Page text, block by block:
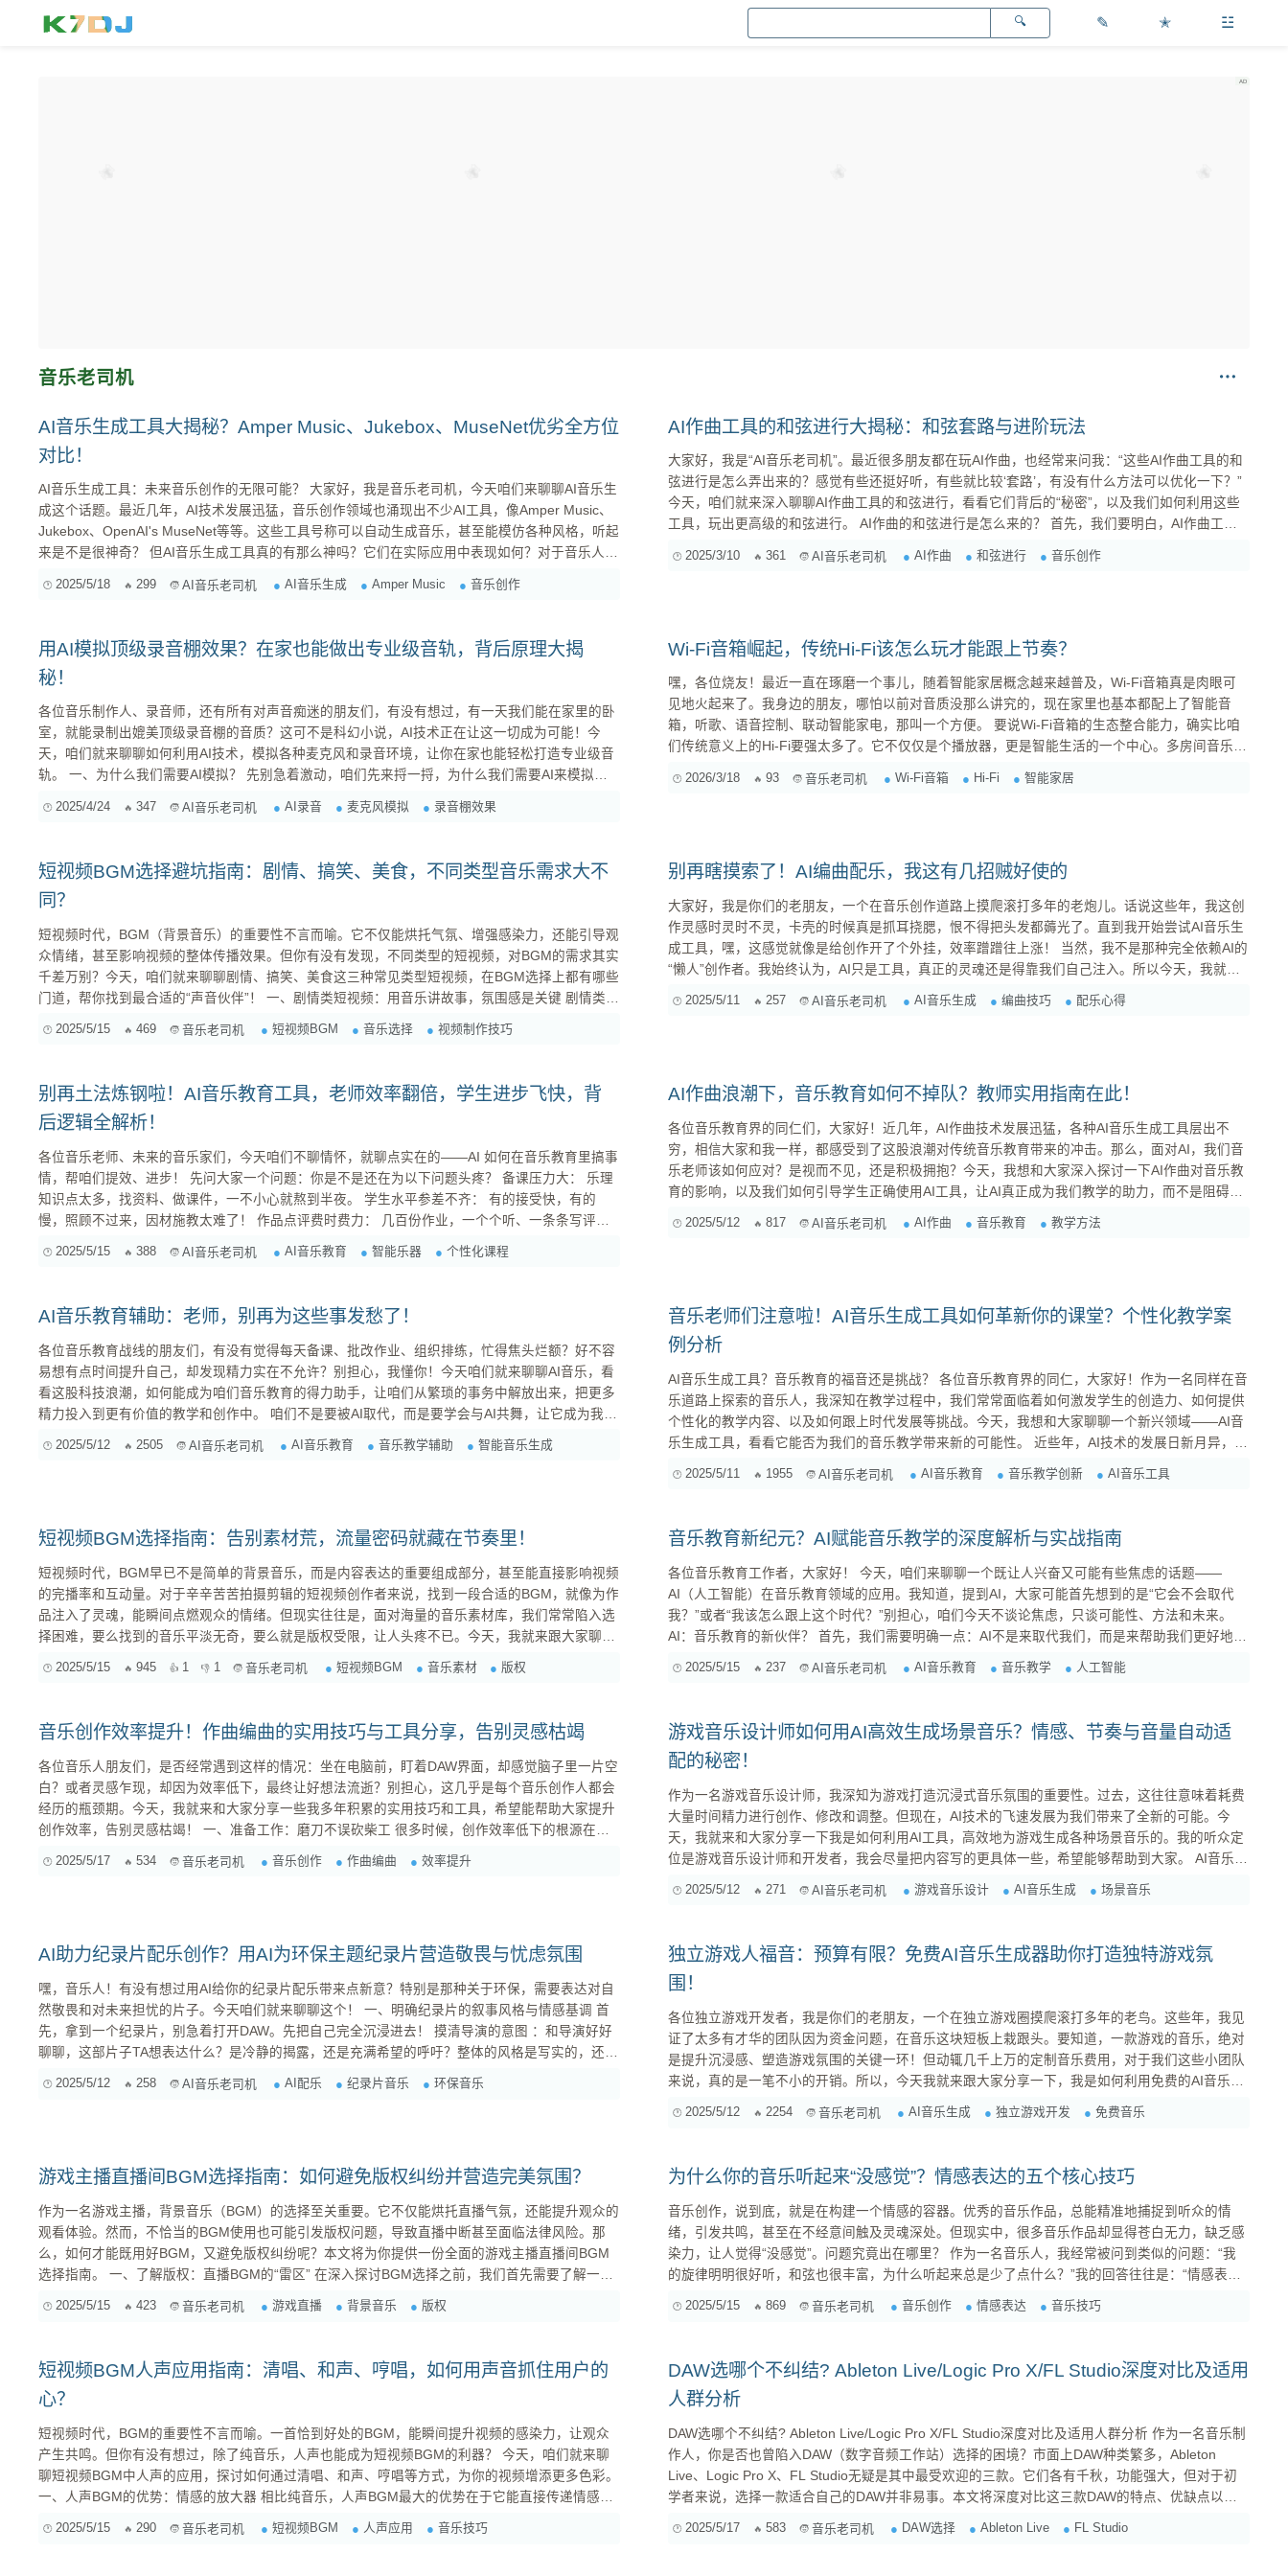
✎ ✭ ☳
音乐老司机
AI音乐生成工具大揭秘？Amper Music、Jukebox、MuseNet优劣全方位
对比！
AI音乐生成工具：未来音乐创作的无限可能？ 大家好，我是音乐老司机，今天咱们来聊聊AI音乐生
成这个话题。最近几年，AI技术发展迅猛，音乐创作领域也涌现出不少AI工具，像Amper Music、
Jukebox、OpenAI's MuseNet等等。这些工具号称可以自动生成音乐，甚至能模仿各种风格，听起
来是不是很神奇？ 但AI音乐生成工具真的有那么神吗？它们在实际应用中表现如何？对于音乐人来
成工具的优缺点，看看它们到底能给我们带来什么。 AI音乐生成...
2025/5/18 299 AI音乐老司机 AI音乐生成 Amper Music 音乐创作
AI作曲工具的和弦进行大揭秘：和弦套路与进阶玩法
大家好，我是“AI音乐老司机”。最近很多朋友都在玩AI作曲，也经常来问我：“这些AI作曲工具的和
弦进行是怎么弄出来的？感觉有些还挺好听，有些就比较‘套路’，有没有什么方法可以优化一下？”
今天，咱们就来深入聊聊AI作曲工具的和弦进行，看看它们背后的“秘密”，以及我们如何利用这些
工具，玩出更高级的和弦进行。 AI作曲的和弦进行是怎么来的？ 首先，我们要明白，AI作曲工具
2025/3/10 361 AI音乐老司机 AI作曲 和弦进行 音乐创作
用AI模拟顶级录音棚效果？在家也能做出专业级音轨，背后原理大揭
秘！
各位音乐制作人、录音师，还有所有对声音痴迷的朋友们，有没有想过，有一天我们能在家里的卧
室，就能录制出媲美顶级录音棚的音质？这可不是科幻小说，AI技术正在让这一切成为可能！今
天，咱们就来聊聊如何利用AI技术，模拟各种麦克风和录音环境，让你在家也能轻松打造专业级音
轨。 一、为什么我们需要AI模拟？ 先别急着激动，咱们先来捋一捋，为什么我们需要AI来模拟麦
几十万，对于大多数个人音乐人和...
2025/4/24 347 AI音乐老司机 AI录音 麦克风模拟 录音棚效果
Wi-Fi音箱崛起，传统Hi-Fi该怎么玩才能跟上节奏？
嘿，各位烧友！最近一直在琢磨一个事儿，随着智能家居概念越来越普及，Wi-Fi音箱真是肉眼可
见地火起来了。我身边的朋友，哪怕以前对音质没那么讲究的，现在家里也基本都配上了智能音
箱，听歌、语音控制、联动智能家电，那叫一个方便。 要说Wi-Fi音箱的生态整合能力，确实比咱
们传统意义上的Hi-Fi要强太多了。它不仅仅是个播放器，更是智能生活的一个中心。多房间音乐、
出你喜欢的音乐，这种体验是传统Hi-Fi很难给到的。 但问题来了，咱们这些追求音质的“老司机”
2026/3/18 93 音乐老司机 Wi-Fi音箱 Hi-Fi 智能家居
短视频BGM选择避坑指南：剧情、搞笑、美食，不同类型音乐需求大不
同？
短视频时代，BGM（背景音乐）的重要性不言而喻。它不仅能烘托气氛、增强感染力，还能引导观
众情绪，甚至影响视频的整体传播效果。但你有没有发现，不同类型的短视频，对BGM的需求其实
千差万别？今天，咱们就来聊聊剧情、搞笑、美食这三种常见类型短视频，在BGM选择上都有哪些
门道，帮你找到最合适的“声音伙伴”！ 一、剧情类短视频：用音乐讲故事，氛围感是关键 剧情类短
紧密贴合剧情发展，推动情节，渲染情绪。如果用错了音乐，轻则平淡如水，重则破坏氛围，让观
2025/5/15 469 音乐老司机 短视频BGM 音乐选择 视频制作技巧
别再瞎摸索了！AI编曲配乐，我这有几招贼好使的
大家好，我是你们的老朋友，一个在音乐创作道路上摸爬滚打多年的老炮儿。话说这些年，我这创
作灵感时灵时不灵，卡壳的时候真是抓耳挠腮，恨不得把头发都薅光了。直到我开始尝试AI音乐生
成工具，嘿，这感觉就像是给创作开了个外挂，效率蹭蹭往上涨！ 当然，我不是那种完全依赖AI的
“懒人”创作者。我始终认为，AI只是工具，真正的灵魂还是得靠我们自己注入。所以今天，我就结
一、选对工具，事半功倍 市面上的AI音乐生成工具琳琅满目，功能也是各有千秋。...
2025/5/11 257 AI音乐老司机 AI音乐生成 编曲技巧 配乐心得
别再土法炼钢啦！AI音乐教育工具，老师效率翻倍，学生进步飞快，背
后逻辑全解析！
各位音乐老师、未来的音乐家们，今天咱们不聊情怀，就聊点实在的——AI 如何在音乐教育里搞事
情，帮咱们提效、进步！ 先问大家一个问题：你是不是还在为以下问题头疼？ 备课压力大： 乐理
知识点太多，找资料、做课件，一不小心就熬到半夜。 学生水平参差不齐： 有的接受快，有的
慢，照顾不过来，因材施教太难了！ 作品点评费时费力： 几百份作业，一个个听、一条条写评
2025/5/15 388 AI音乐老司机 AI音乐教育 智能乐器 个性化课程
AI作曲浪潮下，音乐教育如何不掉队？教师实用指南在此！
各位音乐教育界的同仁们，大家好！近几年，AI作曲技术发展迅猛，各种AI音乐生成工具层出不
穷，相信大家和我一样，都感受到了这股浪潮对传统音乐教育带来的冲击。那么，面对AI，我们音
乐老师该如何应对？是视而不见，还是积极拥抱？今天，我想和大家深入探讨一下AI作曲对音乐教
育的影响，以及我们如何引导学生正确使用AI工具，让AI真正成为我们教学的助力，而不是阻碍。
担心AI会取代作曲家，也有人担心学生会过度依赖AI，丧失创作能力。但依我看，完全没必要如此
2025/5/12 817 AI音乐老司机 AI作曲 音乐教育 教学方法
AI音乐教育辅助：老师，别再为这些事发愁了！
各位音乐教育战线的朋友们，有没有觉得每天备课、批改作业、组织排练，忙得焦头烂额？好不容
易想有点时间提升自己，却发现精力实在不允许？别担心，我懂你！今天咱们就来聊聊AI音乐，看
看这股科技浪潮，如何能成为咱们音乐教育的得力助手，让咱们从繁琐的事务中解放出来，把更多
精力投入到更有价值的教学和创作中。 咱们不是要被AI取代，而是要学会与AI共舞，让它成为我们
深莫测，离自己很远。但其实，AI早已悄悄渗透到我们生活的方方面面，音乐领域也不例外。那...
2025/5/12 2505 AI音乐老司机 AI音乐教育 音乐教学辅助 智能音乐生成
音乐老师们注意啦！AI音乐生成工具如何革新你的课堂？个性化教学案
例分析
AI音乐生成工具？音乐教育的福音还是挑战？ 各位音乐教育界的同仁，大家好！作为一名同样在音
乐道路上探索的音乐人，我深知在教学过程中，我们常常面临着如何激发学生的创造力、如何提供
个性化的教学内容、以及如何跟上时代发展等挑战。今天，我想和大家聊聊一个新兴领域——AI音
乐生成工具，看看它能否为我们的音乐教学带来新的可能性。 近些年，AI技术的发展日新月异，它
中，AI音乐生成工具尤其引人关注。它可以通过算法自动生成音乐，为音乐创作和教育提供了新的
2025/5/11 1955 AI音乐老司机 AI音乐教育 音乐教学创新 AI音乐工具
短视频BGM选择指南：告别素材荒，流量密码就藏在节奏里！
短视频时代，BGM早已不是简单的背景音乐，而是内容表达的重要组成部分，甚至能直接影响视频
的完播率和互动量。对于辛辛苦苦拍摄剪辑的短视频创作者来说，找到一段合适的BGM，就像为作
品注入了灵魂，能瞬间点燃观众的情绪。但现实往往是，面对海量的音乐素材库，我们常常陷入选
择困难，要么找到的音乐平淡无奇，要么就是版权受限，让人头疼不已。今天，我就来跟大家聊聊
2025/5/15 945 1 1 音乐老司机 短视频BGM 音乐素材 版权
音乐教育新纪元？AI赋能音乐教学的深度解析与实战指南
各位音乐教育工作者，大家好！ 今天，咱们来聊聊一个既让人兴奋又可能有些焦虑的话题——
AI（人工智能）在音乐教育领域的应用。我知道，提到AI，大家可能首先想到的是“它会不会取代
我？”或者“我该怎么跟上这个时代？”别担心，咱们今天不谈论焦虑，只谈可能性、方法和未来。
AI：音乐教育的新伙伴？ 首先，我们需要明确一点：AI不是来取代我们，而是来帮助我们更好地完
生的创造力。想想看，如果有一个助手能帮你批改作业、分析学生学习进度、推荐合适...
2025/5/15 237 AI音乐老司机 AI音乐教育 音乐教学 人工智能
音乐创作效率提升！作曲编曲的实用技巧与工具分享，告别灵感枯竭
各位音乐人朋友们，是否经常遇到这样的情况：坐在电脑前，盯着DAW界面，却感觉脑子里一片空
白？或者灵感乍现，却因为效率低下，最终让好想法流逝？别担心，这几乎是每个音乐创作人都会
经历的瓶颈期。今天，我就来和大家分享一些我多年积累的实用技巧和工具，希望能帮助大家提升
创作效率，告别灵感枯竭！ 一、准备工作：磨刀不误砍柴工 很多时候，创作效率低下的根源在于
2025/5/17 534 音乐老司机 音乐创作 作曲编曲 效率提升
游戏音乐设计师如何用AI高效生成场景音乐？情感、节奏与音量自动适
配的秘密！
作为一名游戏音乐设计师，我深知为游戏打造沉浸式音乐氛围的重要性。过去，这往往意味着耗费
大量时间精力进行创作、修改和调整。但现在，AI技术的飞速发展为我们带来了全新的可能。今
天，我就来和大家分享一下我是如何利用AI工具，高效地为游戏生成各种场景音乐的。我的听众定
位是游戏音乐设计师和开发者，我会尽量把内容写的更具体一些，希望能够帮助到大家。 AI音乐生
势： 速度快 ：AI可以在几分钟甚至几秒钟内生成音乐片段，极大地缩...
2025/5/12 271 AI音乐老司机 游戏音乐设计 AI音乐生成 场景音乐
AI助力纪录片配乐创作？用AI为环保主题纪录片营造敬畏与忧虑氛围
嘿，音乐人！有没有想过用AI给你的纪录片配乐带来点新意？特别是那种关于环保，需要表达对自
然敬畏和对未来担忧的片子。今天咱们就来聊聊这个！ 一、明确纪录片的叙事风格与情感基调 首
先，拿到一个纪录片，别急着打开DAW。先把自己完全沉浸进去！ 摸清导演的意图 ：和导演好好
聊聊，这部片子TA想表达什么？是冷静的揭露，还是充满希望的呼吁？整体的风格是写实的，还是
2025/5/12 258 AI音乐老司机 AI配乐 纪录片音乐 环保音乐
独立游戏人福音：预算有限？免费AI音乐生成器助你打造独特游戏氛
围！
各位独立游戏开发者，我是你们的老朋友，一个在独立游戏圈摸爬滚打多年的老鸟。这些年，我见
证了太多有才华的团队因为资金问题，在音乐这块短板上栽跟头。要知道，一款游戏的音乐，绝对
是提升沉浸感、塑造游戏氛围的关键一环！但动辄几千上万的定制音乐费用，对于我们这些小团队
来说，真的是一笔不小的开销。所以，今天我就来跟大家分享一下，我是如何利用免费的AI音乐生
2025/5/12 2254 音乐老司机 AI音乐生成 独立游戏开发 免费音乐
游戏主播直播间BGM选择指南：如何避免版权纠纷并营造完美氛围？
作为一名游戏主播，背景音乐（BGM）的选择至关重要。它不仅能烘托直播气氛，还能提升观众的
观看体验。然而，不恰当的BGM使用也可能引发版权问题，导致直播中断甚至面临法律风险。那
么，如何才能既用好BGM，又避免版权纠纷呢？本文将为你提供一份全面的游戏主播直播间BGM
选择指南。 一、了解版权：直播BGM的“雷区” 在深入探讨BGM选择之前，我们首先需要了解一些
行为。直播平台对于版权的管控越来越严格，一旦检测到侵权行为，可能会采取警告、下架视频甚
2025/5/15 423 音乐老司机 游戏直播 背景音乐 版权
为什么你的音乐听起来“没感觉”？情感表达的五个核心技巧
音乐创作，说到底，就是在构建一个情感的容器。优秀的音乐作品，总能精准地捕捉到听众的情
绪，引发共鸣，甚至在不经意间触及灵魂深处。但现实中，很多音乐作品却显得苍白无力，缺乏感
染力，让人觉得“没感觉”。问题究竟出在哪里？ 作为一名音乐人，我经常被问到类似的问题：“我
的旋律明明很好听，和弦也很丰富，为什么听起来总是少了点什么？”我的回答往往是：“情感表达
经验，深入探讨音乐创作中情感表达的五个核心技巧，帮助你提升作品的感染力，让你的音乐真正
2025/5/15 869 音乐老司机 音乐创作 情感表达 音乐技巧
短视频BGM人声应用指南：清唱、和声、哼唱，如何用声音抓住用户的
心？
短视频时代，BGM的重要性不言而喻。一首恰到好处的BGM，能瞬间提升视频的感染力，让观众
产生共鸣。但你有没有想过，除了纯音乐，人声也能成为短视频BGM的利器？ 今天，咱们就来聊
聊短视频BGM中人声的应用，探讨如何通过清唱、和声、哼唱等方式，为你的视频增添更多色彩。
一、人声BGM的优势：情感的放大器 相比纯音乐，人声BGM最大的优势在于它能直接传递情感。
2025/5/15 290 音乐老司机 短视频BGM 人声应用 音乐技巧
DAW选哪个不纠结? Ableton Live/Logic Pro X/FL Studio深度对比及适用
人群分析
DAW选哪个不纠结? Ableton Live/Logic Pro X/FL Studio深度对比及适用人群分析 作为一名音乐制
作人，你是否也曾陷入DAW（数字音频工作站）选择的困境？市面上DAW种类繁多，Ableton
Live、Logic Pro X、FL Studio无疑是其中最受欢迎的三款。它们各有千秋，功能强大，但对于初
学者来说，选择一款适合自己的DAW并非易事。本文将深度对比这三款DAW的特点、优缺点以及
2025/5/17 583 音乐老司机 DAW选择 Ableton Live FL Studio